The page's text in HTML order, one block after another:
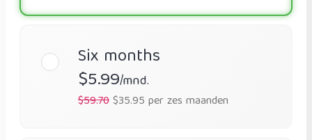
Six months
$5.99/mnd.
$59.70$35.95 per zes maanden